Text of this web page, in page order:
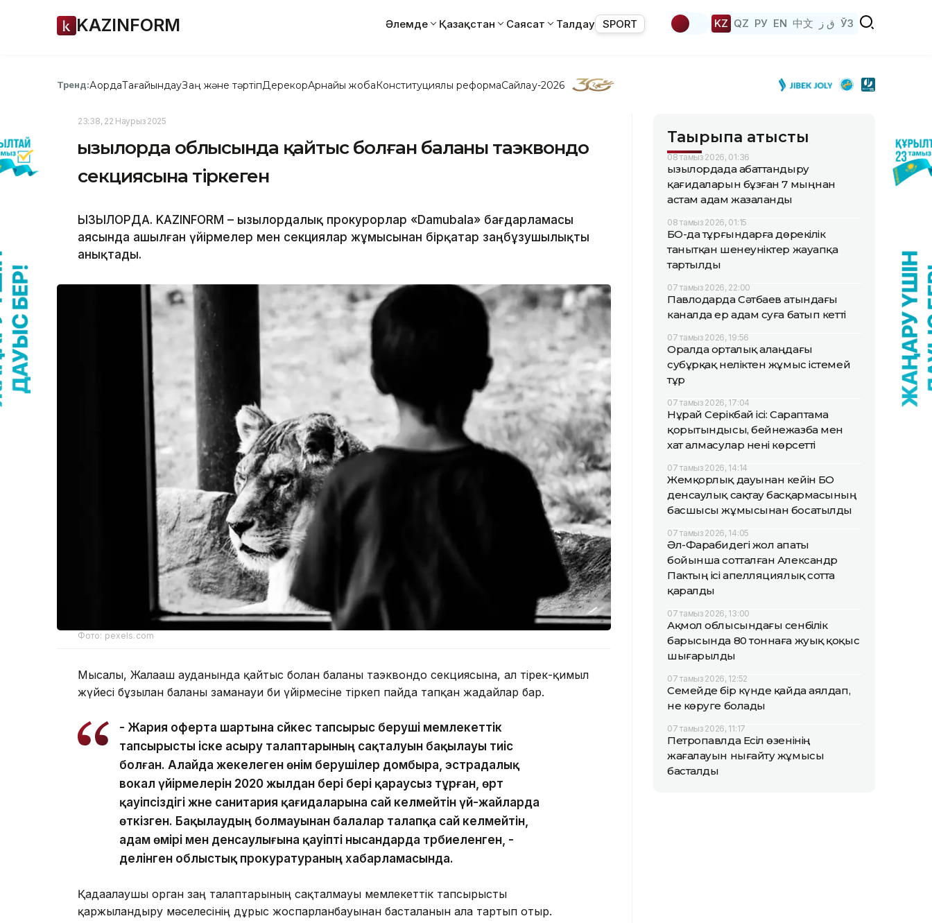
KAZINFORM Әлемде Қазақстан Саясат Талдау SPORT KZ QZ РУ EN 中文 ق ز ЎЗ
Тренд:АқордаТағайындауЗаң және тәртіпДерекқорАрнайы жобаКонституциялық реформаСайлау-2026
23:38, 22 Наурыз 2025
Қызылорда облысында қайтыс болған баланы таэквондо
секциясына тіркеген
ҚЫЗЫЛОРДА. KAZINFORM – Қызылордалық прокурорлар «Damubala» бағдарламасы
аясында ашылған үйірмелер мен секциялар жұмысынан бірқатар заңбұзушылықты
анықтады.
Фото: pexels.com
Мысалы, Жалағаш ауданында қайтыс болған баланы таэквондо секциясына, ал тірек-қимыл
жүйесі бұзылған баланы заманауи би үйірмесіне тіркеп пайда тапқан жағдайлар бар.
- Жария оферта шартына сәйкес тапсырыс беруші мемлекеттік
тапсырысты іске асыру талаптарының сақталуын бақылауы тиіс
болған. Алайда жекелеген өнім берушілер домбыра, эстрадалық
вокал үйірмелерін 2020 жылдан бері бері қараусыз тұрған, өрт
қауіпсіздігі және санитария қағидаларына сай келмейтін үй-жайларда
өткізген. Бақылаудың болмауынан балалар талапқа сай келмейтін,
адам өмірі мен денсаулығына қауіпті нысандарда тәрбиеленген, -
делінген облыстық прокуратураның хабарламасында.
Қадағалаушы орган заң талаптарының сақталмауы мемлекеттік тапсырысты
қаржыландыру мәселесінің дұрыс жоспарланбауынан басталғанын алға тартып отыр.
Тақырыпқа қатысты
08 тамыз 2026, 01:36
Қызылордада абаттандыру
қағидаларын бұзған 7 мыңнан
астам адам жазаланды
08 тамыз 2026, 01:15
БҚО-да тұрғындарға дөрекілік
танытқан шенеуніктер жауапқа
тартылды
07 тамыз 2026, 22:00
Павлодарда Сәтбаев атындағы
каналда ер адам суға батып кетті
07 тамыз 2026, 19:56
Оралда орталық алаңдағы
субұрқақ неліктен жұмыс істемей
тұр
07 тамыз 2026, 17:04
Нұрай Серікбай ісі: Сараптама
қорытындысы, бейнежазба мен
хат алмасулар нені көрсетті
07 тамыз 2026, 14:14
Жемқорлық дауынан кейін БҚО
денсаулық сақтау басқармасының
басшысы жұмысынан босатылды
07 тамыз 2026, 14:05
Әл-Фарабидегі жол апаты
бойынша сотталған Александр
Пактың ісі апелляциялық сотта
қаралды
07 тамыз 2026, 13:00
Ақмол облысындағы сенбілік
барысында 80 тоннаға жуық қоқыс
шығарылды
07 тамыз 2026, 12:52
Семейде бір күнде қайда аялдап,
не көруге болады
07 тамыз 2026, 11:17
Петропавлда Есіл өзенінің
жағалауын нығайту жұмысы
басталды